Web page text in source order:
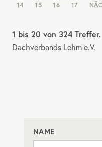
14
15 16 17
1 bis 20 von 324 Treffer.
Dachverbands Lehm e.V.
NAME